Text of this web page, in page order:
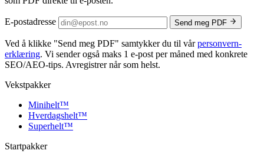
E-postadresse Send meg PDF
Ved å klikke "Send meg PDF" samtykker du til vårpersonvern­
erklæring. Vi sender også maks 1 e-post per måned med konkrete
SEO/AEO-tips. Avregistrer når som helst.
Vekstpakker
Minihelt™
Hverdagshelt™
Superhelt™
Startpakker